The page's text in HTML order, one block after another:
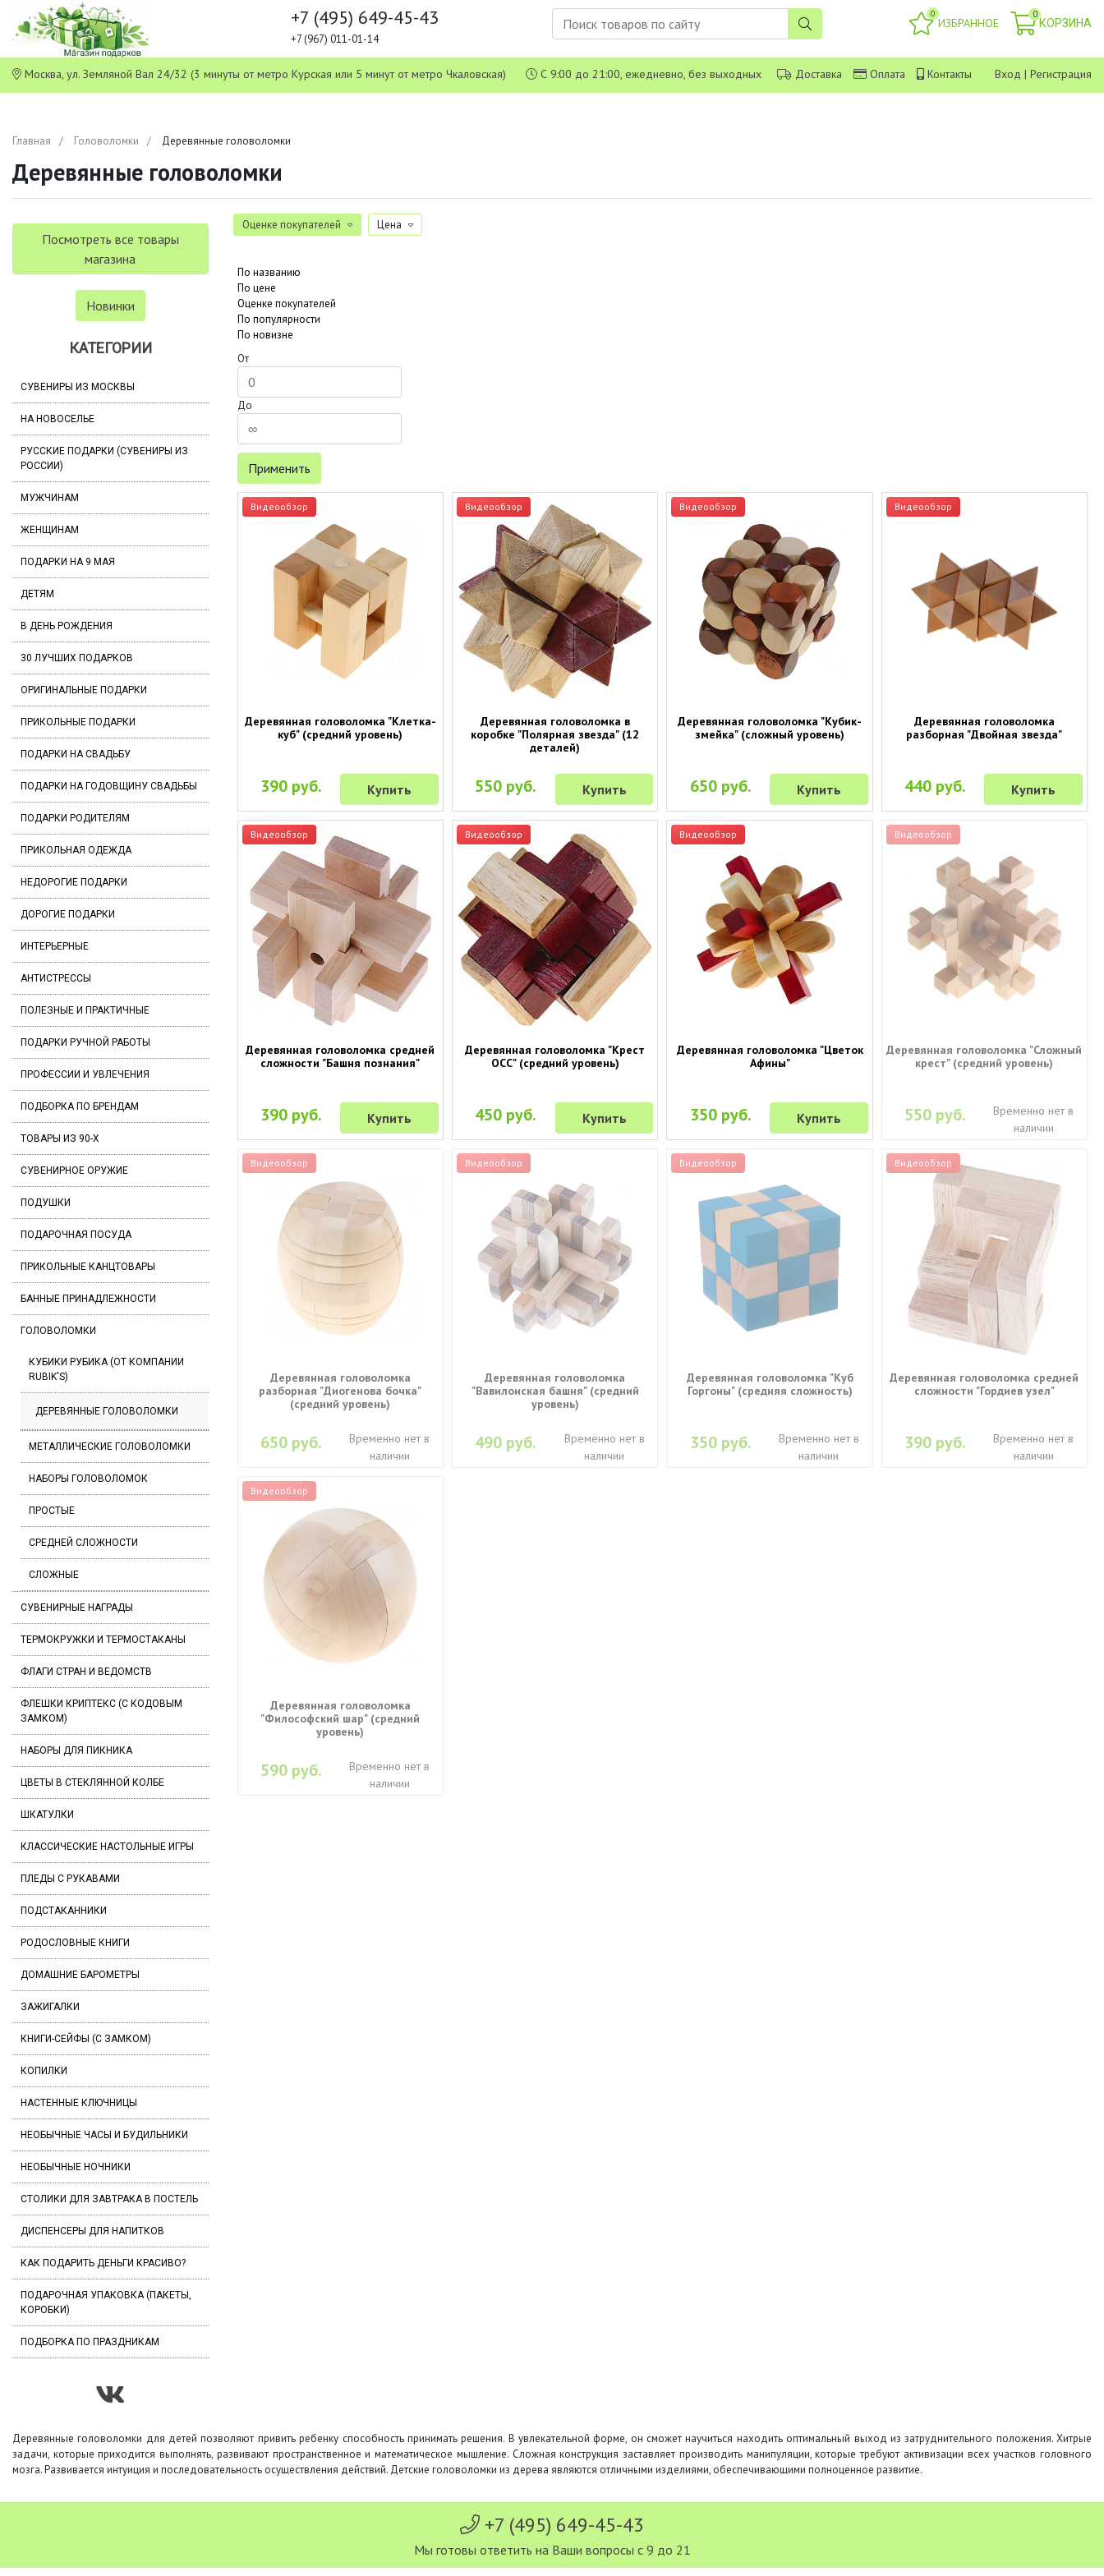
+7 (495) 649-45-43
+7 (967) 011-01-14
0
ИЗБРАННОЕ
0
КОРЗИНА
Москва, ул. Земляной Вал 24/32 (3 минуты от метро Курская или 5 минут от метро Чкаловская) С 9:00 до 21:00, ежедневно, без выходных Доставка Оплата Контакты Вход | Регистрация
Главная Головоломки Деревянные головоломки
Деревянные головоломки
Посмотреть все товары
магазина
Новинки
КАТЕГОРИИ
СУВЕНИРЫ ИЗ МОСКВЫ
НА НОВОСЕЛЬЕ
РУССКИЕ ПОДАРКИ (СУВЕНИРЫ ИЗ
РОССИИ)
МУЖЧИНАМ
ЖЕНЩИНАМ
ПОДАРКИ НА 9 МАЯ
ДЕТЯМ
В ДЕНЬ РОЖДЕНИЯ
30 ЛУЧШИХ ПОДАРКОВ
ОРИГИНАЛЬНЫЕ ПОДАРКИ
ПРИКОЛЬНЫЕ ПОДАРКИ
ПОДАРКИ НА СВАДЬБУ
ПОДАРКИ НА ГОДОВЩИНУ СВАДЬБЫ
ПОДАРКИ РОДИТЕЛЯМ
ПРИКОЛЬНАЯ ОДЕЖДА
НЕДОРОГИЕ ПОДАРКИ
ДОРОГИЕ ПОДАРКИ
ИНТЕРЬЕРНЫЕ
АНТИСТРЕССЫ
ПОЛЕЗНЫЕ И ПРАКТИЧНЫЕ
ПОДАРКИ РУЧНОЙ РАБОТЫ
ПРОФЕССИИ И УВЛЕЧЕНИЯ
ПОДБОРКА ПО БРЕНДАМ
ТОВАРЫ ИЗ 90-Х
СУВЕНИРНОЕ ОРУЖИЕ
ПОДУШКИ
ПОДАРОЧНАЯ ПОСУДА
ПРИКОЛЬНЫЕ КАНЦТОВАРЫ
БАННЫЕ ПРИНАДЛЕЖНОСТИ
ГОЛОВОЛОМКИ
КУБИКИ РУБИКА (ОТ КОМПАНИИ
RUBIK'S)
ДЕРЕВЯННЫЕ ГОЛОВОЛОМКИ
МЕТАЛЛИЧЕСКИЕ ГОЛОВОЛОМКИ
НАБОРЫ ГОЛОВОЛОМОК
ПРОСТЫЕ
СРЕДНЕЙ СЛОЖНОСТИ
СЛОЖНЫЕ
СУВЕНИРНЫЕ НАГРАДЫ
ТЕРМОКРУЖКИ И ТЕРМОСТАКАНЫ
ФЛАГИ СТРАН И ВЕДОМСТВ
ФЛЕШКИ КРИПТЕКС (С КОДОВЫМ
ЗАМКОМ)
НАБОРЫ ДЛЯ ПИКНИКА
ЦВЕТЫ В СТЕКЛЯННОЙ КОЛБЕ
ШКАТУЛКИ
КЛАССИЧЕСКИЕ НАСТОЛЬНЫЕ ИГРЫ
ПЛЕДЫ С РУКАВАМИ
ПОДСТАКАННИКИ
РОДОСЛОВНЫЕ КНИГИ
ДОМАШНИЕ БАРОМЕТРЫ
ЗАЖИГАЛКИ
КНИГИ-СЕЙФЫ (С ЗАМКОМ)
КОПИЛКИ
НАСТЕННЫЕ КЛЮЧНИЦЫ
НЕОБЫЧНЫЕ ЧАСЫ И БУДИЛЬНИКИ
НЕОБЫЧНЫЕ НОЧНИКИ
СТОЛИКИ ДЛЯ ЗАВТРАКА В ПОСТЕЛЬ
ДИСПЕНСЕРЫ ДЛЯ НАПИТКОВ
КАК ПОДАРИТЬ ДЕНЬГИ КРАСИВО?
ПОДАРОЧНАЯ УПАКОВКА (ПАКЕТЫ,
КОРОБКИ)
ПОДБОРКА ПО ПРАЗДНИКАМ
Оценке покупателей Цена
По названию
По цене
Оценке покупателей
По популярности
По новизне
От
До
Применить
Видеообзор
Деревянная головоломка "Клетка-
куб" (средний уровень)
390 руб. Купить
Видеообзор
Деревянная головоломка в
коробке "Полярная звезда" (12
деталей)
550 руб. Купить
Видеообзор
Деревянная головоломка "Кубик-
змейка" (сложный уровень)
650 руб. Купить
Видеообзор
Деревянная головоломка
разборная "Двойная звезда"
440 руб. Купить
Видеообзор
Деревянная головоломка средней
сложности "Башня познания"
390 руб. Купить
Видеообзор
Деревянная головоломка "Крест
ОСС" (средний уровень)
450 руб. Купить
Видеообзор
Деревянная головоломка "Цветок
Афины"
350 руб. Купить
Видеообзор
Деревянная головоломка "Сложный
крест" (средний уровень)
550 руб.
Временно нет в
наличии
Видеообзор
Деревянная головоломка
разборная "Диогенова бочка"
(средний уровень)
650 руб.
Временно нет в
наличии
Видеообзор
Деревянная головоломка
"Вавилонская башня" (средний
уровень)
490 руб.
Временно нет в
наличии
Видеообзор
Деревянная головоломка "Куб
Горгоны" (средняя сложность)
350 руб.
Временно нет в
наличии
Видеообзор
Деревянная головоломка средней
сложности "Гордиев узел"
390 руб.
Временно нет в
наличии
Видеообзор
Деревянная головоломка
"Философский шар" (средний
уровень)
590 руб.
Временно нет в
наличии
Деревянные головоломки для детей позволяют привить ребенку способность принимать решения. В увлекательной форме, он сможет научиться находить оптимальный выход из затруднительного положения. Хитрые
задачи, которые приходится выполнять, развивают пространственное и математическое мышление. Сложная конструкция заставляет производить манипуляции, которые требуют активизации всех участков головного
мозга. Развивается интуиция и последовательность осуществления действий. Детские головоломки из дерева являются отличными изделиями, обеспечивающими полноценное развитие.
+7 (495) 649-45-43
Мы готовы ответить на Ваши вопросы с 9 до 21